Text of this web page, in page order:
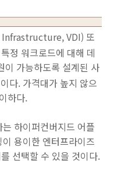
VDI) 또
정 워크로드에 대해 데
이 가능하도록 설계된 사
다. 가격대가 높지 않으
하다.
하이퍼컨버지드 어플
용이한 엔터프라이즈
선택할 수 있을 것이다.